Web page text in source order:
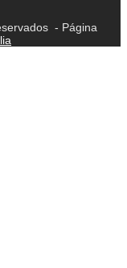
- Página